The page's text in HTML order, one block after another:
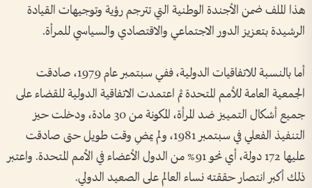
هذا الملف ضمن الأجندة الوطنية التي تترجم رؤية وتوجيهات القيادة
الرشيدة بتعزيز الدور الاجتماعي والاقتصادي والسياسي للمرأة.
أما بالنسبة للاتفاقيات الدولية، ففي سبتمبر عام 1979، صادقت
الجمعية العامة للأمم المتحدة ثم اعتمدت الاتفاقية الدولية للقضاء على
جميع أشكال التمييز ضد المرأة، المكونة من 30 مادة، ودخلت حيز
التنفيذ الفعلي في سبتمبر 1981، ولم يمضِ وقت طويل حتى صادقت
عليها 172 دولة، أي نحو 91% من الدول الأعضاء في الأمم المتحدة. واعتبر
ذلك أكبر انتصار حققته نساء العالم على الصعيد الدولي.